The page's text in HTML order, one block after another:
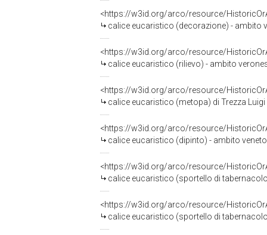
<https://w3id.org/arco/resource/
calice eucaristico (decorazione) - ambito
<https://w3id.org/arco/resource/
calice eucaristico (rilievo) - ambito
<https://w3id.org/arco/resource/
calice eucaristico (metopa) di Trezza Luigi
<https://w3id.org/arco/resource/
calice eucaristico (dipinto) - ambito
<https://w3id.org/arco/resource/
calice eucaristico (sportello di
<https://w3id.org/arco/resource/
calice eucaristico (sportello di